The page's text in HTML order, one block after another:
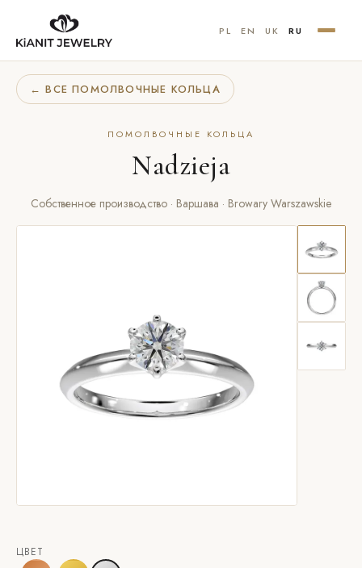
PL EN UK RU
← ВСЕ ПОМОЛВОЧНЫЕ КОЛЬЦА
ПОМОЛВОЧНЫЕ КОЛЬЦА
Nadzieja
Собственное производство · Варшава · Browary Warszawskie
ЦВЕТ